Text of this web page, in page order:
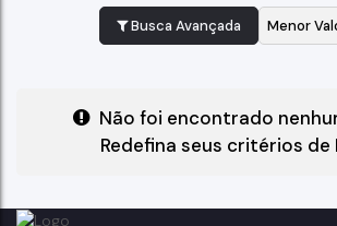
Busca Avançada
Não foi encontrado
Redefina seus critérios de